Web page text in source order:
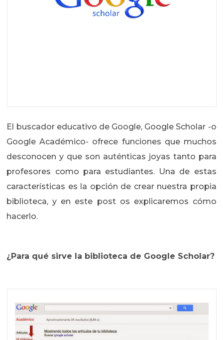
El buscador educativo de Google, Google Scholar -o
Google Académico- ofrece funciones que muchos
desconocen y que son auténticas joyas tanto para
profesores como para estudiantes. Una de estas
características es la opción de crear nuestra propia
biblioteca, y en este post os explicaremos cómo
hacerlo.
¿Para qué sirve la biblioteca de Google Scholar?